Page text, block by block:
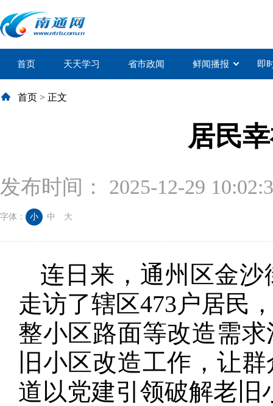
首页 天天学习 省市政闻 鲜闻播报 即
首页 > 正文
居民
发布时间： 2025-12-29
字体： 小 中 大
连日来，通州区金
走访了辖区473户居民
整小区路面等改造需
旧小区改造工作，让
道以党建引领破解老